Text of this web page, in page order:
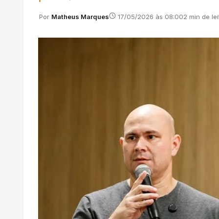
Por Matheus Marques 17/05/2026 às 08:002 min de